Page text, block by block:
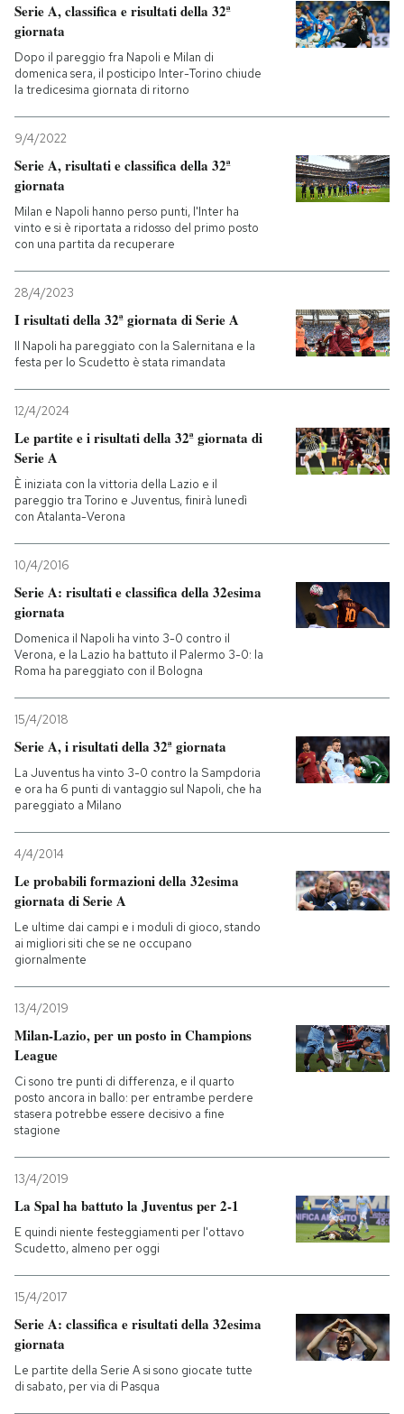
SHOP
CALENDARIO
Entra
Serie A, classifica e risultati della 32ª
giornata
Dopo il pareggio fra Napoli e Milan di
domenica sera, il posticipo Inter-Torino chiude
la tredicesima giornata di ritorno
9/4/2022
Serie A, risultati e classifica della 32ª
giornata
Milan e Napoli hanno perso punti, l'Inter ha
vinto e si è riportata a ridosso del primo posto
con una partita da recuperare
28/4/2023
I risultati della 32ª giornata di Serie A
Il Napoli ha pareggiato con la Salernitana e la
festa per lo Scudetto è stata rimandata
12/4/2024
Le partite e i risultati della 32ª giornata di
Serie A
È iniziata con la vittoria della Lazio e il
pareggio tra Torino e Juventus, finirà lunedì
con Atalanta-Verona
10/4/2016
Serie A: risultati e classifica della 32esima
giornata
Domenica il Napoli ha vinto 3-0 contro il
Verona, e la Lazio ha battuto il Palermo 3-0: la
Roma ha pareggiato con il Bologna
15/4/2018
Serie A, i risultati della 32ª giornata
La Juventus ha vinto 3-0 contro la Sampdoria
e ora ha 6 punti di vantaggio sul Napoli, che ha
pareggiato a Milano
4/4/2014
Le probabili formazioni della 32esima
giornata di Serie A
Le ultime dai campi e i moduli di gioco, stando
ai migliori siti che se ne occupano
giornalmente
13/4/2019
Milan-Lazio, per un posto in Champions
League
Ci sono tre punti di differenza, e il quarto
posto ancora in ballo: per entrambe perdere
stasera potrebbe essere decisivo a fine
stagione
13/4/2019
La Spal ha battuto la Juventus per 2-1
E quindi niente festeggiamenti per l'ottavo
Scudetto, almeno per oggi
15/4/2017
Serie A: classifica e risultati della 32esima
giornata
Le partite della Serie A si sono giocate tutte
di sabato, per via di Pasqua